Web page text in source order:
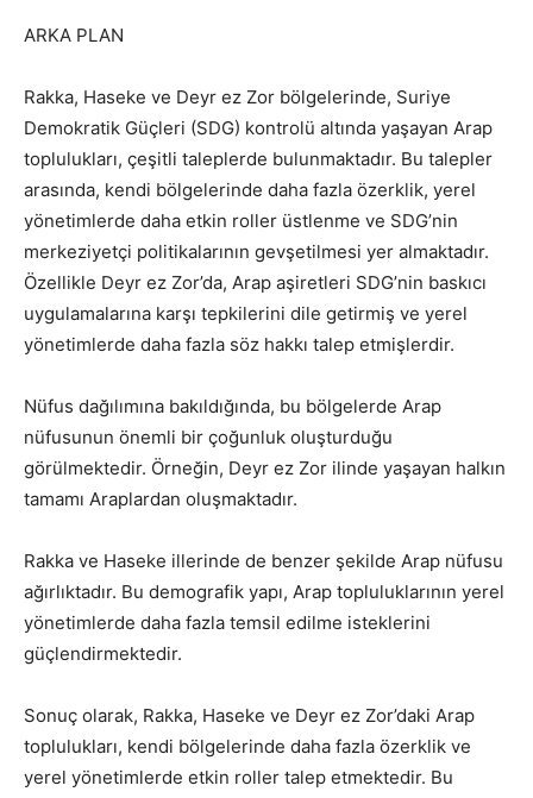
ARKA PLAN
Rakka, Haseke ve Deyr ez Zor bölgelerinde, Suriye
Demokratik Güçleri (SDG) kontrolü altında yaşayan Arap
toplulukları, çeşitli taleplerde bulunmaktadır. Bu talepler
arasında, kendi bölgelerinde daha fazla özerklik, yerel
yönetimlerde daha etkin roller üstlenme ve SDG’nin
merkeziyetçi politikalarının gevşetilmesi yer almaktadır.
Özellikle Deyr ez Zor’da, Arap aşiretleri SDG’nin baskıcı
uygulamalarına karşı tepkilerini dile getirmiş ve yerel
yönetimlerde daha fazla söz hakkı talep etmişlerdir.
Nüfus dağılımına bakıldığında, bu bölgelerde Arap
nüfusunun önemli bir çoğunluk oluşturduğu
görülmektedir. Örneğin, Deyr ez Zor ilinde yaşayan halkın
tamamı Araplardan oluşmaktadır.
Rakka ve Haseke illerinde de benzer şekilde Arap nüfusu
ağırlıktadır. Bu demografik yapı, Arap topluluklarının yerel
yönetimlerde daha fazla temsil edilme isteklerini
güçlendirmektedir.
Sonuç olarak, Rakka, Haseke ve Deyr ez Zor’daki Arap
toplulukları, kendi bölgelerinde daha fazla özerklik ve
yerel yönetimlerde etkin roller talep etmektedir. Bu